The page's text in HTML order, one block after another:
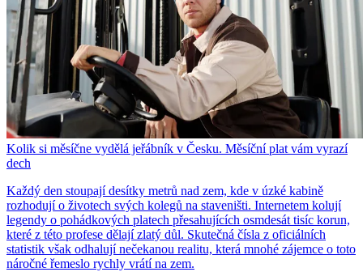
Kolik si měsíčne vydělá jeřábník v Česku. Měsíční plat vám vyrazí
dech
Každý den stoupají desítky metrů nad zem, kde v úzké kabině
rozhodují o životech svých kolegů na staveništi. Internetem kolují
legendy o pohádkových platech přesahujících osmdesát tisíc korun,
které z této profese dělají zlatý důl. Skutečná čísla z oficiálních
statistik však odhalují nečekanou realitu, která mnohé zájemce o toto
náročné řemeslo rychly vrátí na zem.